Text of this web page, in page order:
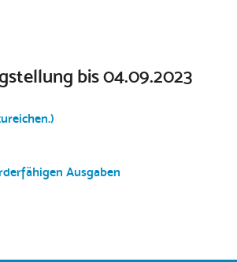
bis 04.09.2023
Ausgaben